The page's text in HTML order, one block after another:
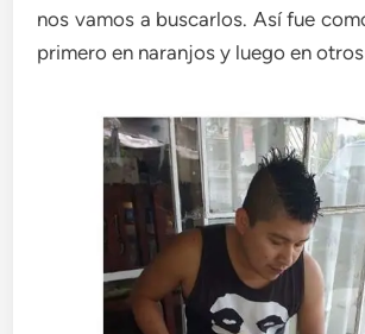
nos vamos a buscarlos. Así fue
primero en naranjos y luego en